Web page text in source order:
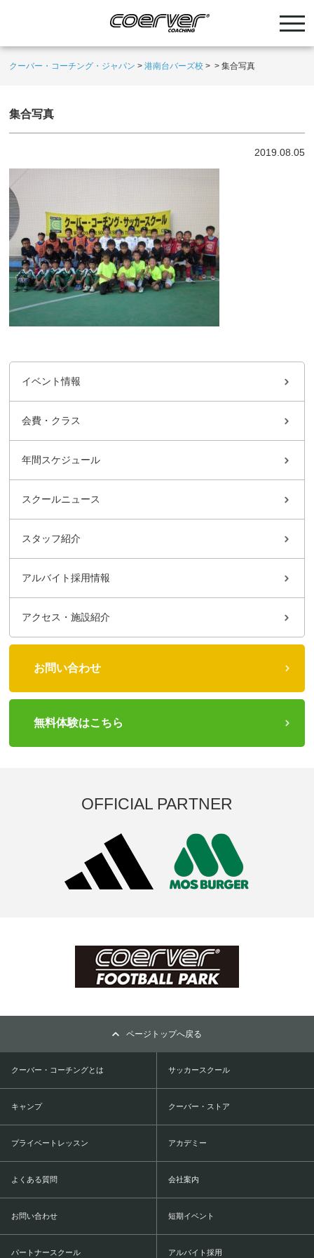
クーバー・コーチング・ジャパン >港南台バーズ校 > >集合写真
集合写真
2019.08.05
イベント情報
会費・クラス
年間スケジュール
スクールニュース
スタッフ紹介
アルバイト採用情報
アクセス・施設紹介
お問い合わせ
無料体験はこちら
OFFICIAL PARTNER
ページトップへ戻る
クーバー・コーチングとは サッカースクール
キャンプ クーバー・ストア
プライベートレッスン アカデミー
よくある質問 会社案内
お問い合わせ 短期イベント
パートナースクール アルバイト採用